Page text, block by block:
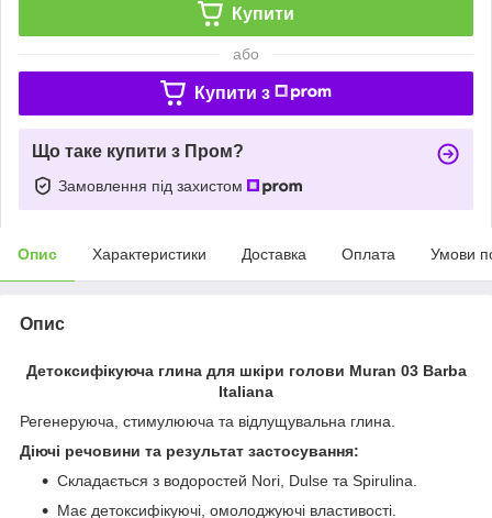
Купити
або
Купити з
Що таке купити з Пром?
Замовлення під захистом
Опис Характеристики Доставка Оплата Умови
Опис
Детоксифікуюча глина для шкіри голови Muran 03 Barba
Italiana
Регенеруюча, стимулююча та відлущувальна глина.
Діючі речовини та результат застосування:
Складається з водоростей Nori, Dulse та Spirulina.
Має детоксифікуючі, омолоджуючі властивості.